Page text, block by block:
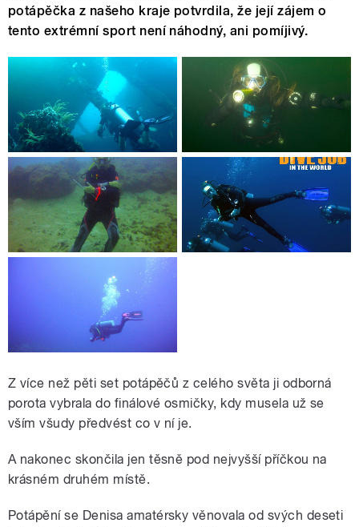
potápěčka z našeho kraje potvrdila, že její zájem o
tento extrémní sport není náhodný, ani pomíjivý.
Z více než pěti set potápěčů z celého světa ji odborná
porota vybrala do finálové osmičky, kdy musela už se
vším všudy předvést co v ní je.
A nakonec skončila jen těsně pod nejvyšší příčkou na
krásném druhém místě.
Potápění se Denisa amatérsky věnovala od svých deseti